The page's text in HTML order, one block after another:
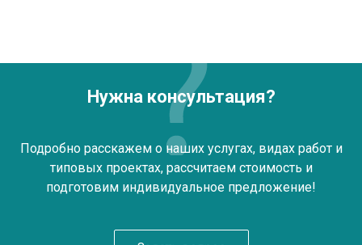
Нужна консультация?
Подробно расскажем о наших услугах, видах работ и
типовых проектах, рассчитаем стоимость и
подготовим индивидуальное предложение!